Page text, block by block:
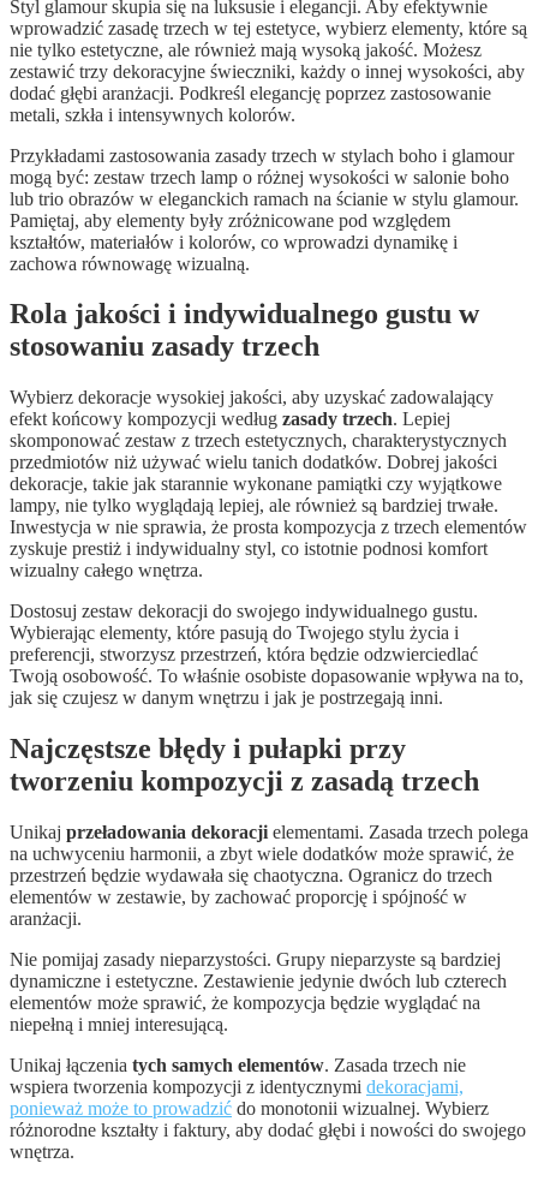
Styl glamour skupia się na luksusie i elegancji. Aby efektywnie
wprowadzić zasadę trzech w tej estetyce, wybierz elementy, które są
nie tylko estetyczne, ale również mają wysoką jakość. Możesz
zestawić trzy dekoracyjne świeczniki, każdy o innej wysokości, aby
dodać głębi aranżacji. Podkreśl elegancję poprzez zastosowanie
metali, szkła i intensywnych kolorów.
Przykładami zastosowania zasady trzech w stylach boho i glamour
mogą być: zestaw trzech lamp o różnej wysokości w salonie boho
lub trio obrazów w eleganckich ramach na ścianie w stylu glamour.
Pamiętaj, aby elementy były zróżnicowane pod względem
kształtów, materiałów i kolorów, co wprowadzi dynamikę i
zachowa równowagę wizualną.
Rola jakości i indywidualnego gustu w
stosowaniu zasady trzech
Wybierz dekoracje wysokiej jakości, aby uzyskać zadowalający
efekt końcowy kompozycji według zasady trzech. Lepiej
skomponować zestaw z trzech estetycznych, charakterystycznych
przedmiotów niż używać wielu tanich dodatków. Dobrej jakości
dekoracje, takie jak starannie wykonane pamiątki czy wyjątkowe
lampy, nie tylko wyglądają lepiej, ale również są bardziej trwałe.
Inwestycja w nie sprawia, że prosta kompozycja z trzech elementów
zyskuje prestiż i indywidualny styl, co istotnie podnosi komfort
wizualny całego wnętrza.
Dostosuj zestaw dekoracji do swojego indywidualnego gustu.
Wybierając elementy, które pasują do Twojego stylu życia i
preferencji, stworzysz przestrzeń, która będzie odzwierciedlać
Twoją osobowość. To właśnie osobiste dopasowanie wpływa na to,
jak się czujesz w danym wnętrzu i jak je postrzegają inni.
Najczęstsze błędy i pułapki przy
tworzeniu kompozycji z zasadą trzech
Unikaj przeładowania dekoracji elementami. Zasada trzech polega
na uchwyceniu harmonii, a zbyt wiele dodatków może sprawić, że
przestrzeń będzie wydawała się chaotyczna. Ogranicz do trzech
elementów w zestawie, by zachować proporcję i spójność w
aranżacji.
Nie pomijaj zasady nieparzystości. Grupy nieparzyste są bardziej
dynamiczne i estetyczne. Zestawienie jedynie dwóch lub czterech
elementów może sprawić, że kompozycja będzie wyglądać na
niepełną i mniej interesującą.
Unikaj łączenia tych samych elementów. Zasada trzech nie
wspiera tworzenia kompozycji z identycznymi dekoracjami,
ponieważ może to prowadzić do monotonii wizualnej. Wybierz
różnorodne kształty i faktury, aby dodać głębi i nowości do swojego
wnętrza.